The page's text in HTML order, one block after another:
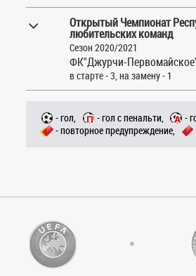
Открытый Чемпионат
любительских команд
Сезон 2020/2021
ФК"Джурчи-
в старте - 3, на замену - 1
- гол, - гол с пенальти, -
- повторное предупреждение,